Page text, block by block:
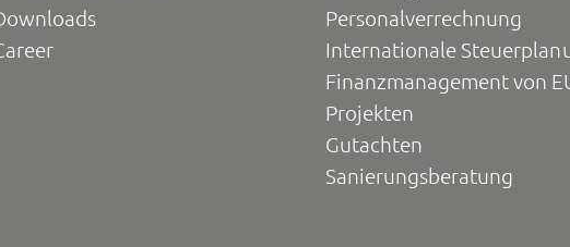
Personalverrechnung
Internationale
Finanzmanagement von
Projekten
Gutachten
Sanierungsberatung